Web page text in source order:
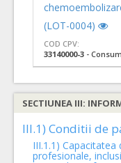
(LOT-0004)
COD CPV:
33140000-3 -
III.1) Conditii de
III.1.1)
profesionale,